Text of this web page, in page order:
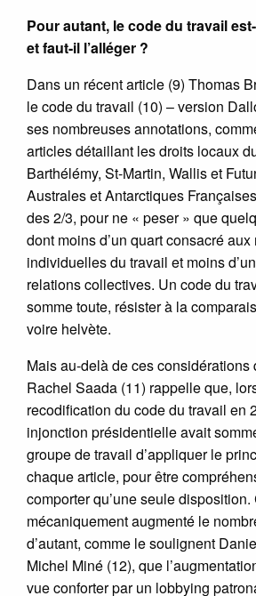
Pour autant, le code du travail
et faut-il l’alléger ?
Dans un récent article (9) Thomas
le code du travail (10) – version
ses nombreuses annotations,
articles détaillant les droits locaux
Barthélémy, St-Martin, Wallis et
Australes et Antarctiques
des 2/3, pour ne « peser » que
dont moins d’un quart consacré
individuelles du travail et moins
relations collectives. Un code du
somme toute, résister à la
voire helvète.
Mais au-delà de ces considérations
Rachel Saada (11) rappelle que,
recodification du code du travail en
injonction présidentielle avait
groupe de travail d’appliquer le
chaque article, pour être
comporter qu’une seule
mécaniquement augmenté le
d’autant, comme le soulignent
Michel Miné (12), que
vue conforter par un lobbying